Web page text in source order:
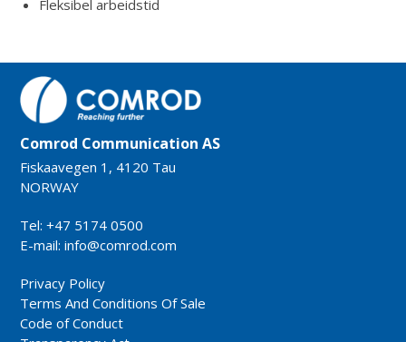
Fleksibel arbeidstid
Comrod Communication AS
Fiskaavegen 1, 4120 Tau
NORWAY
Tel: +47 5174 0500
E-mail:info@comrod.com
Privacy Policy
Terms And Conditions Of Sale
Code of Conduct